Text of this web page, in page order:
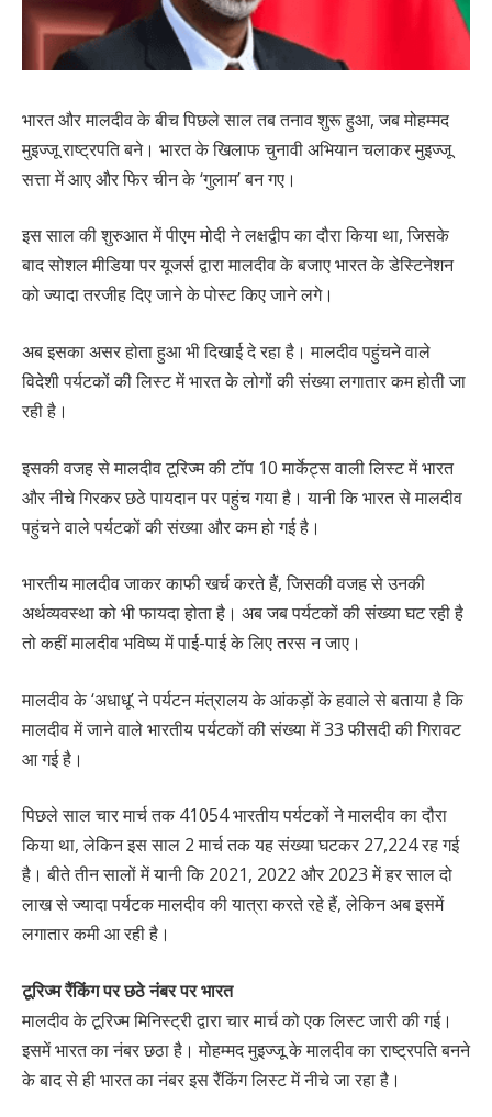
भारत और मालदीव के बीच पिछले साल तब तनाव शुरू हुआ, जब मोहम्मद
मुइज्जू राष्ट्रपति बने। भारत के खिलाफ चुनावी अभियान चलाकर मुइज्जू
सत्ता में आए और फिर चीन के ‘गुलाम’ बन गए।
इस साल की शुरुआत में पीएम मोदी ने लक्षद्वीप का दौरा किया था, जिसके
बाद सोशल मीडिया पर यूजर्स द्वारा मालदीव के बजाए भारत के डेस्टिनेशन
को ज्यादा तरजीह दिए जाने के पोस्ट किए जाने लगे।
अब इसका असर होता हुआ भी दिखाई दे रहा है। मालदीव पहुंचने वाले
विदेशी पर्यटकों की लिस्ट में भारत के लोगों की संख्या लगातार कम होती जा
रही है।
इसकी वजह से मालदीव टूरिज्म की टॉप 10 मार्केट्स वाली लिस्ट में भारत
और नीचे गिरकर छठे पायदान पर पहुंच गया है। यानी कि भारत से मालदीव
पहुंचने वाले पर्यटकों की संख्या और कम हो गई है।
भारतीय मालदीव जाकर काफी खर्च करते हैं, जिसकी वजह से उनकी
अर्थव्यवस्था को भी फायदा होता है। अब जब पर्यटकों की संख्या घट रही है
तो कहीं मालदीव भविष्य में पाई-पाई के लिए तरस न जाए।
मालदीव के ‘अधाधू’ ने पर्यटन मंत्रालय के आंकड़ों के हवाले से बताया है कि
मालदीव में जाने वाले भारतीय पर्यटकों की संख्या में 33 फीसदी की गिरावट
आ गई है।
पिछले साल चार मार्च तक 41054 भारतीय पर्यटकों ने मालदीव का दौरा
किया था, लेकिन इस साल 2 मार्च तक यह संख्या घटकर 27,224 रह गई
है। बीते तीन सालों में यानी कि 2021, 2022 और 2023 में हर साल दो
लाख से ज्यादा पर्यटक मालदीव की यात्रा करते रहे हैं, लेकिन अब इसमें
लगातार कमी आ रही है।
टूरिज्म रैंकिंग पर छठे नंबर पर भारत
मालदीव के टूरिज्म मिनिस्ट्री द्वारा चार मार्च को एक लिस्ट जारी की गई।
इसमें भारत का नंबर छठा है। मोहम्मद मुइज्जू के मालदीव का राष्ट्रपति बनने
के बाद से ही भारत का नंबर इस रैंकिंग लिस्ट में नीचे जा रहा है।